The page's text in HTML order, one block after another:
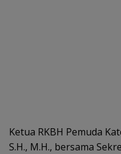
Ketua RKBH Pemuda
S.H., M.H., bersama